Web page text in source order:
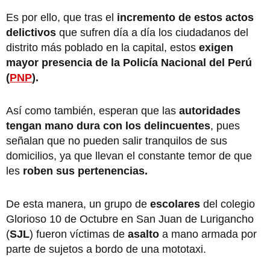
Es por ello, que tras el incremento de estos actos
delictivos que sufren día a día los ciudadanos del
distrito más poblado en la capital, estos exigen
mayor presencia de la Policía Nacional del Perú
(PNP).
Así como también, esperan que las autoridades
tengan mano dura con los delincuentes, pues
señalan que no pueden salir tranquilos de sus
domicilios, ya que llevan el constante temor de que
les roben sus pertenencias.
De esta manera, un grupo de escolares del colegio
Glorioso 10 de Octubre en San Juan de Lurigancho
(SJL) fueron víctimas de asalto a mano armada por
parte de sujetos a bordo de una mototaxi.